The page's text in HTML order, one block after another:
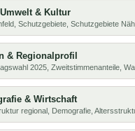
& Kultur
Schutzgebiete, Schutzgebiete
& Regionalprofil
2025, Zweitstimmenanteile,
& Wirtschaft
regional, Demografie,